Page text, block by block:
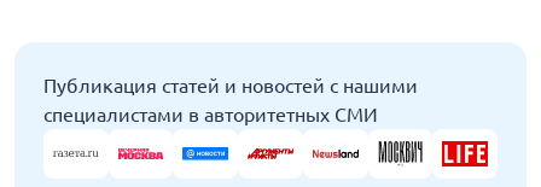
Публикация статей и новостей с нашими
специалистами в авторитетных СМИ